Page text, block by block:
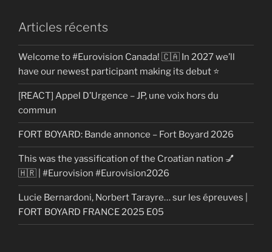
Articles récents
Welcome to #Eurovision Canada! 🇨🇦 In 2027 we’ll
have our newest participant making its debut ⭐
[REACT] Appel D’Urgence – JP, une voix hors du
commun
FORT BOYARD: Bande annonce – Fort Boyard 2026
This was the yassification of the Croatian nation 💅
🇭🇷 | #Eurovision #Eurovision2026
Lucie Bernardoni, Norbert Tarayre… sur les épreuves |
FORT BOYARD FRANCE 2025 E05